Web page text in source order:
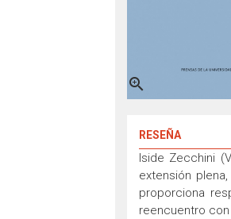

RESEÑA
Iside Zecchini
extensión
proporciona
reencuentro